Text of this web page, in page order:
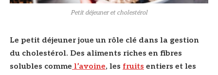
Petit déjeuner et cholestérol
Le petit déjeuner joue un rôle clé dans la gestion
du cholestérol. Des aliments riches en fibres
solubles comme l’avoine, les fruits entiers et les